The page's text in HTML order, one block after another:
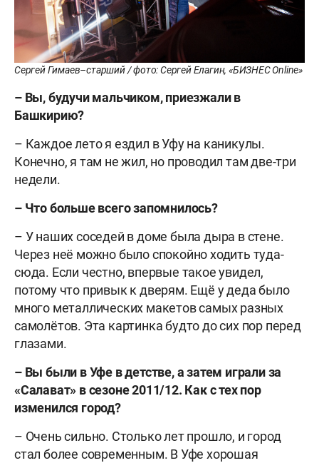
Сергей Гимаев–старший / фото: Сергей Елагин, «БИЗНЕС Online»
– Вы, будучи мальчиком, приезжали в
Башкирию?
– Каждое лето я ездил в Уфу на каникулы.
Конечно, я там не жил, но проводил там две-три
недели.
– Что больше всего запомнилось?
– У наших соседей в доме была дыра в стене.
Через неё можно было спокойно ходить туда-
сюда. Если честно, впервые такое увидел,
потому что привык к дверям. Ещё у деда было
много металлических макетов самых разных
самолётов. Эта картинка будто до сих пор перед
глазами.
– Вы были в Уфе в детстве, а затем играли за
«Салават» в сезоне 2011/12. Как с тех пор
изменился город?
– Очень сильно. Столько лет прошло, и город
стал более современным. В Уфе хорошая